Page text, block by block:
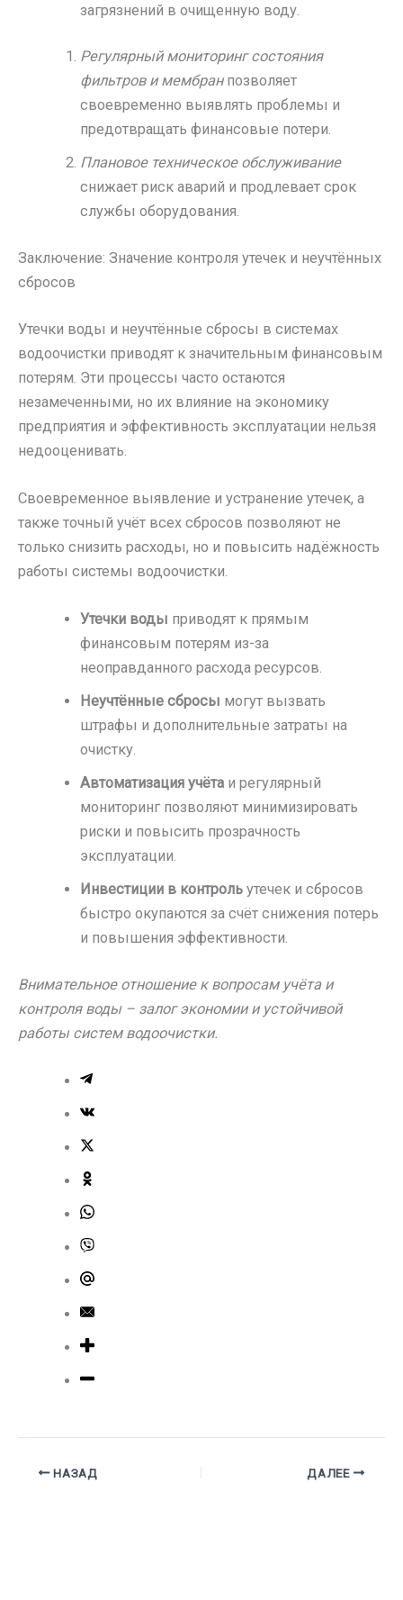
загрязнений в очищенную воду.
Регулярный мониторинг состояния
фильтров и мембранпозволяет
своевременно выявлять проблемы и
предотвращать финансовые потери.
Плановое техническое обслуживание
снижает риск аварий и продлевает срок
службы оборудования.
Заключение: Значение контроля утечек и неучтённых
сбросов
Утечки воды и неучтённые сбросы в системах
водоочистки приводят к значительным финансовым
потерям. Эти процессы часто остаются
незамеченными, но их влияние на экономику
предприятия и эффективность эксплуатации нельзя
недооценивать.
Своевременное выявление и устранение утечек, а
также точный учёт всех сбросов позволяют не
только снизить расходы, но и повысить надёжность
работы системы водоочистки.
Утечки воды приводят к прямым
финансовым потерям из-за
неоправданного расхода ресурсов.
Неучтённые сбросы могут вызвать
штрафы и дополнительные затраты на
очистку.
Автоматизация учёта и регулярный
мониторинг позволяют минимизировать
риски и повысить прозрачность
эксплуатации.
Инвестиции в контроль утечек и сбросов
быстро окупаются за счёт снижения потерь
и повышения эффективности.
Внимательное отношение к вопросам учёта и
контроля воды – залог экономии и устойчивой
работы систем водоочистки.
НАЗАД ДАЛЕЕ